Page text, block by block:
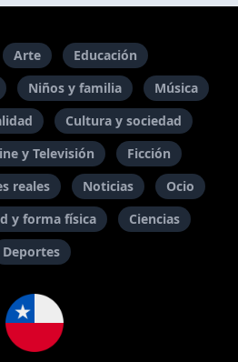
Arte
Educación
Niños y familia
Música
Cultura y sociedad
y Televisión
Ficción
reales Noticias
Ocio
y forma física
Ciencias
Deportes